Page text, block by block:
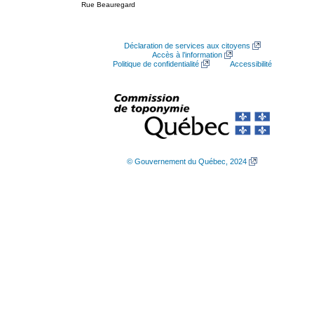
Rue Beauregard
Déclaration de services aux citoyens
Accès à l’information
Politique de confidentialité
Accessibilité
© Gouvernement du Québec, 2024